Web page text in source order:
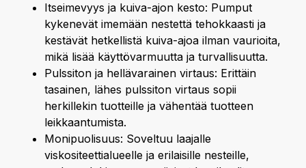
Itseimevyys ja kuiva-ajon kesto: Pumput
kykenevät imemään nestettä tehokkaasti ja
kestävät hetkellistä kuiva-ajoa ilman vaurioita,
mikä lisää käyttövarmuutta ja turvallisuutta.
Pulssiton ja hellävarainen virtaus: Erittäin
tasainen, lähes pulssiton virtaus sopii
herkillekin tuotteille ja vähentää tuotteen
leikkaantumista.
Monipuolisuus: Soveltuu laajalle
viskositeettialueelle ja erilaisille nesteille,